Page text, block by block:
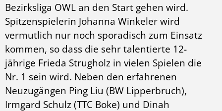
Bezirksliga OWL an den Start gehen wird.
Spitzenspielerin Johanna Winkeler wird
vermutlich nur noch sporadisch zum Einsatz
kommen, so dass die sehr talentierte 12-
jährige Frieda Strugholz in vielen Spielen die
Nr. 1 sein wird. Neben den erfahrenen
Neuzugängen Ping Liu (BW Lipperbruch),
Irmgard Schulz (TTC Boke) und Dinah